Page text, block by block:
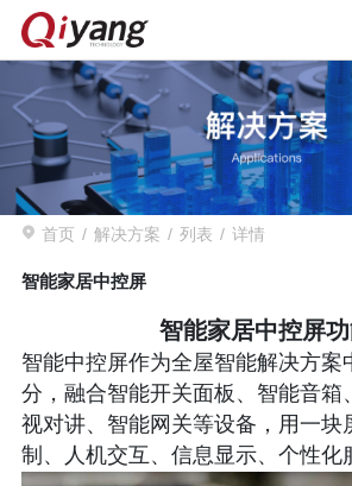
首页 解决方案 列表 详情
智能家居中控屏
智能家居中控屏
智能中控屏作为全屋智能解决方案
分，融合智能开关面板、智能音箱
视对讲、智能网关等设备，用一块
制、人机交互、信息显示、个性化